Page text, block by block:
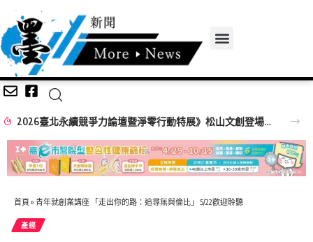
2026臺北永續競爭力論壇暨淨零行動特展》松山文創登場！ 企業、市民化身淨零英雄，成就臺北永續未來
首頁 » 青年就創業講座 「走出你的路：追尋無與倫比」 5/22歡迎聆聽
產經